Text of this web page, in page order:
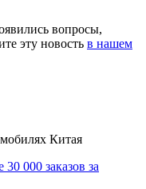
вопросы,
эту новость в нашем
000 заказов за